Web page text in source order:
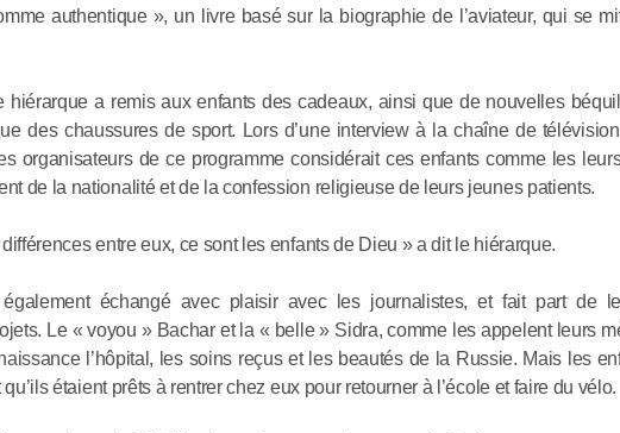
authentique », un livre basé sur la biographie de l’aviateur, qui se
hiérarque a remis aux enfants des cadeaux, ainsi que de nouvelles
des chaussures de sport. Lors d’une interview à la chaîne de
organisateurs de ce programme considérait ces enfants comme les
de la nationalité et de la confession religieuse de leurs jeunes patients.
entre eux, ce sont les enfants de Dieu » a dit le hiérarque.
échangé avec plaisir avec les journalistes, et fait part de
Le « voyou » Bachar et la « belle » Sidra, comme les appelent leurs
l’hôpital, les soins reçus et les beautés de la Russie. Mais les
étaient prêts à rentrer chez eux pour retourner à l’école et faire du vélo.